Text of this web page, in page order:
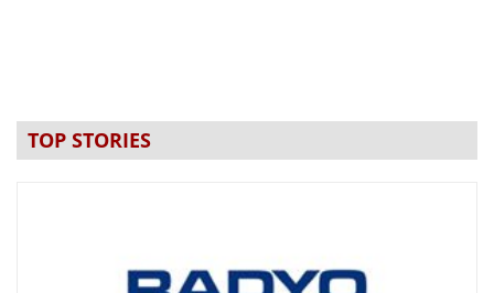
TOP STORIES